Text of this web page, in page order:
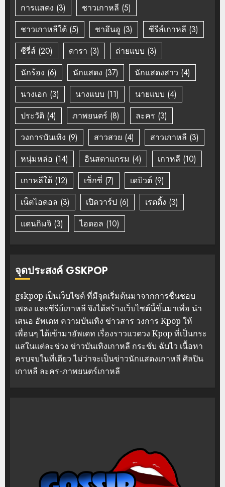
การแสดง (3) ชาวเกาหลี (5)
ชาวเกาหลีใต้ (5) ชาอึนอู (3) ซีรีส์เกาหลี (3)
ซีรี่ส์ (20) ดารา (3) ถ่ายแบบ (3)
นักร้อง (6) นักแสดง (37) นักแสดงสาว (4)
นางเอก (3) นางแบบ (11) นายแบบ (4)
ประวัติ (4) ภาพยนตร์ (8) ละคร (3)
วงการบันเทิง (9) สาวสวย (4) สาวเกาหลี (3)
หนุ่มหล่อ (14) อินสตาแกรม (4) เกาหลี (10)
เกาหลีใต้ (12) เซ็กซี่ (7) เดบิวต์ (9)
เน็ตไอดอล (3) เปิดวาร์ป (6) เรตติ้ง (3)
แดนกิมจิ (3) ไอดอล (10)
จุดประสงค์ GSKPOP
gskpop เป็นเว็บไซต์ ที่มีจุดเริ่มต้นมาจากการชื่นชอบ
เพลง และซีรีย์เกาหลี จึงได้สร้างเว็บไซต์นี้ขึ้นมาเพื่อ นำ
เสนอ อัพเดท ความบันเทิง ข่าวสาร วงการ Kpop ให้
เพื่อนๆ ได้เข้ามาอัพเดท เรื่องราวแวดวง Kpop ที่เป็นกระ
แสในแต่ละช่วง ข่าวบันเทิงเกาหลี กระชับ ฉับไว เนื้อหา
ครบจบในที่เดียว ไม่ว่าจะเป็นข่าวนักแสดงเกาหลี ศิลปิน
เกาหลี ละคร-ภาพยนตร์เกาหลี